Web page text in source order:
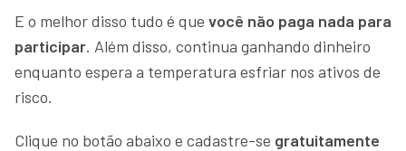
E o melhor disso tudo é que você não paga nada para
participar. Além disso, continua ganhando dinheiro
enquanto espera a temperatura esfriar nos ativos de
risco.
Clique no botão abaixo e cadastre-se gratuitamente